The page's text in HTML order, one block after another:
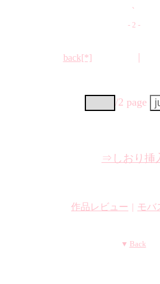
､
- 2 -
back[*]
/2 page
⇒しおり挿
作品レビュー | モバ
▼ Back